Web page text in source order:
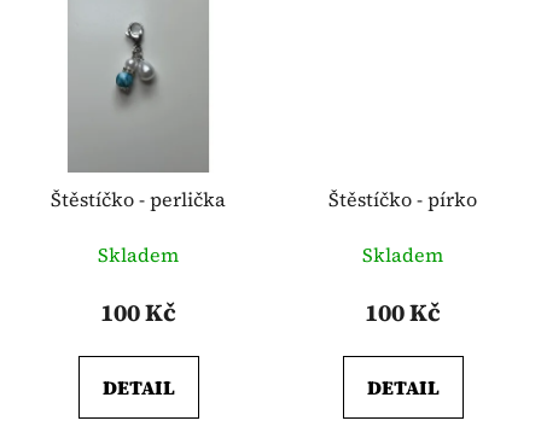
Štěstíčko - perlička
Skladem
100 Kč
DETAIL
Štěstíčko - pírko
Skladem
100 Kč
DETAIL